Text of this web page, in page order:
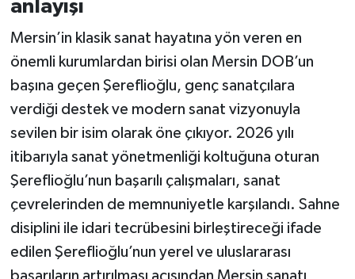
anlayışı
Mersin’in klasik sanat hayatına yön veren en
önemli kurumlardan birisi olan Mersin DOB’un
başına geçen Şereflioğlu, genç sanatçılara
verdiği destek ve modern sanat vizyonuyla
sevilen bir isim olarak öne çıkıyor. 2026 yılı
itibarıyla sanat yönetmenliği koltuğuna oturan
Şereflioğlu’nun başarılı çalışmaları, sanat
çevrelerinden de memnuniyetle karşılandı. Sahne
disiplini ile idari tecrübesini birleştireceği ifade
edilen Şereflioğlu’nun yerel ve uluslararası
başarıların artırılması açısından Mersin sanatı